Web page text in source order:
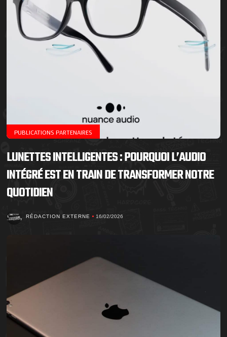
PUBLICATIONS PARTENAIRES
LUNETTES INTELLIGENTES : POURQUOI L’AUDIO
INTÉGRÉ EST EN TRAIN DE TRANSFORMER NOTRE
QUOTIDIEN
RÉDACTION EXTERNE 16/02/2026